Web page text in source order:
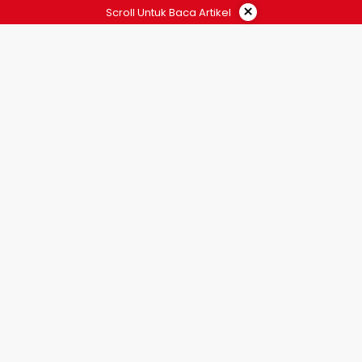
Scroll Untuk Baca Artikel ×